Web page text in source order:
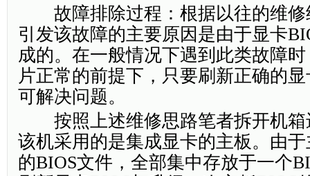
故障排除过程：根据以往的维修
引发该故障的主要原因是由于显卡
成的。在一般情况下遇到此类故障
片正常的前提下，只要刷新正确的
可解决问题。
按照上述维修思路笔者拆开机箱
该机采用的是集成显卡的主板。由
的BIOS文件，全部集中存放于一个